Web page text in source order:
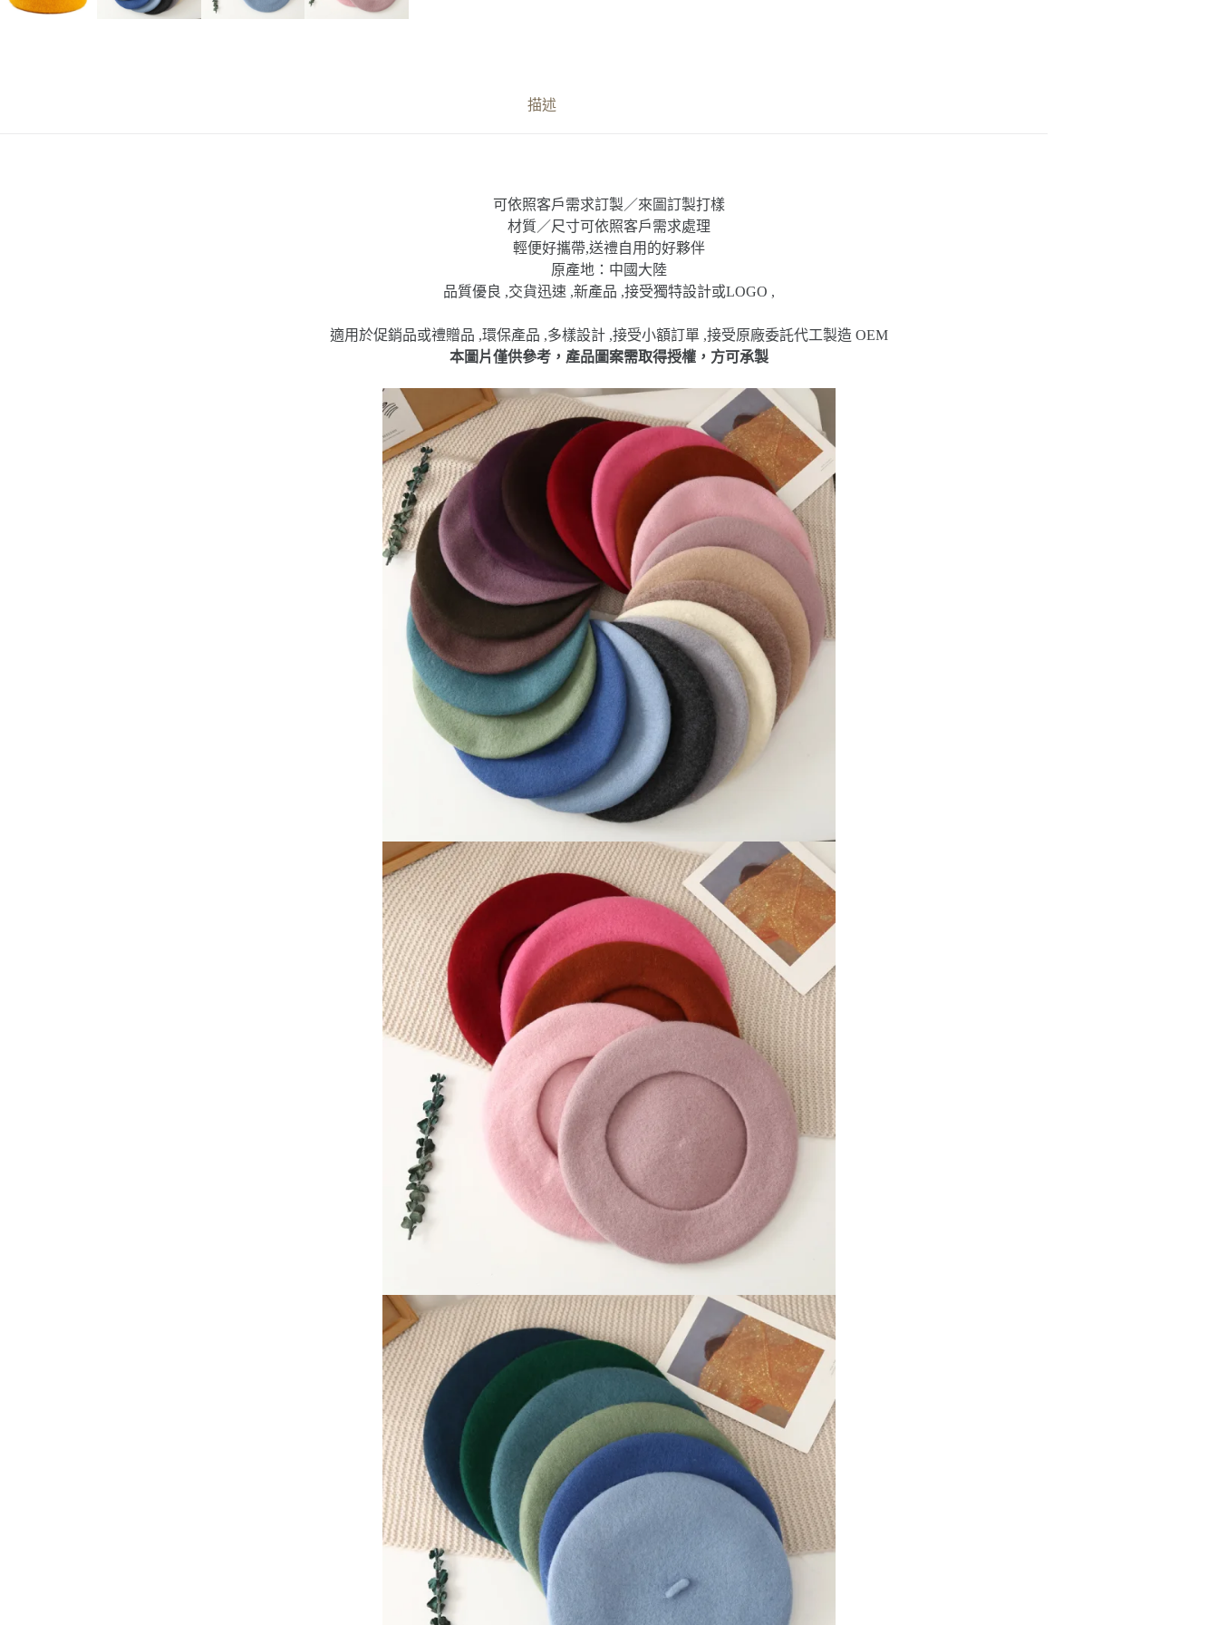
描述
可依照客戶需求訂製／來圖訂製打樣
材質／尺寸可依照客戶需求處理
輕便好攜帶,送禮自用的好夥伴
原產地：中國大陸
品質優良 ,交貨迅速 ,新產品 ,接受獨特設計或LOGO ,
適用於促銷品或禮贈品 ,環保產品 ,多樣設計 ,接受小額訂單 ,接受原廠委託代工製造 OEM
本圖片僅供參考，產品圖案需取得授權，方可承製